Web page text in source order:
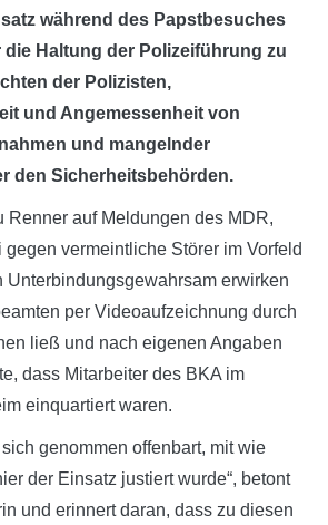
während des Papstbesuches
die Haltung der Polizeiführung zu
der Polizisten,
und Angemessenheit von
und mangelnder
den Sicherheitsbehörden.
Renner auf Meldungen des MDR,
vermeintliche Störer im Vorfeld
Unterbindungsgewahrsam erwirken
per Videoaufzeichnung durch
ließ und nach eigenen Angaben
dass Mitarbeiter des BKA im
einquartiert waren.
genommen offenbart, mit wie
der Einsatz justiert wurde“, betont
und erinnert daran, dass zu diesen